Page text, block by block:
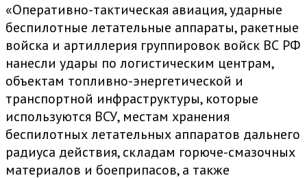
«Оперативно-тактическая авиация, ударные
беспилотные летательные аппараты, ракетные
войска и артиллерия группировок войск ВС РФ
нанесли удары по логистическим центрам,
объектам топливно-энергетической и
транспортной инфраструктуры, которые
используются ВСУ, местам хранения
беспилотных летательных аппаратов дальнего
радиуса действия, складам горюче-смазочных
материалов и боеприпасов, а также